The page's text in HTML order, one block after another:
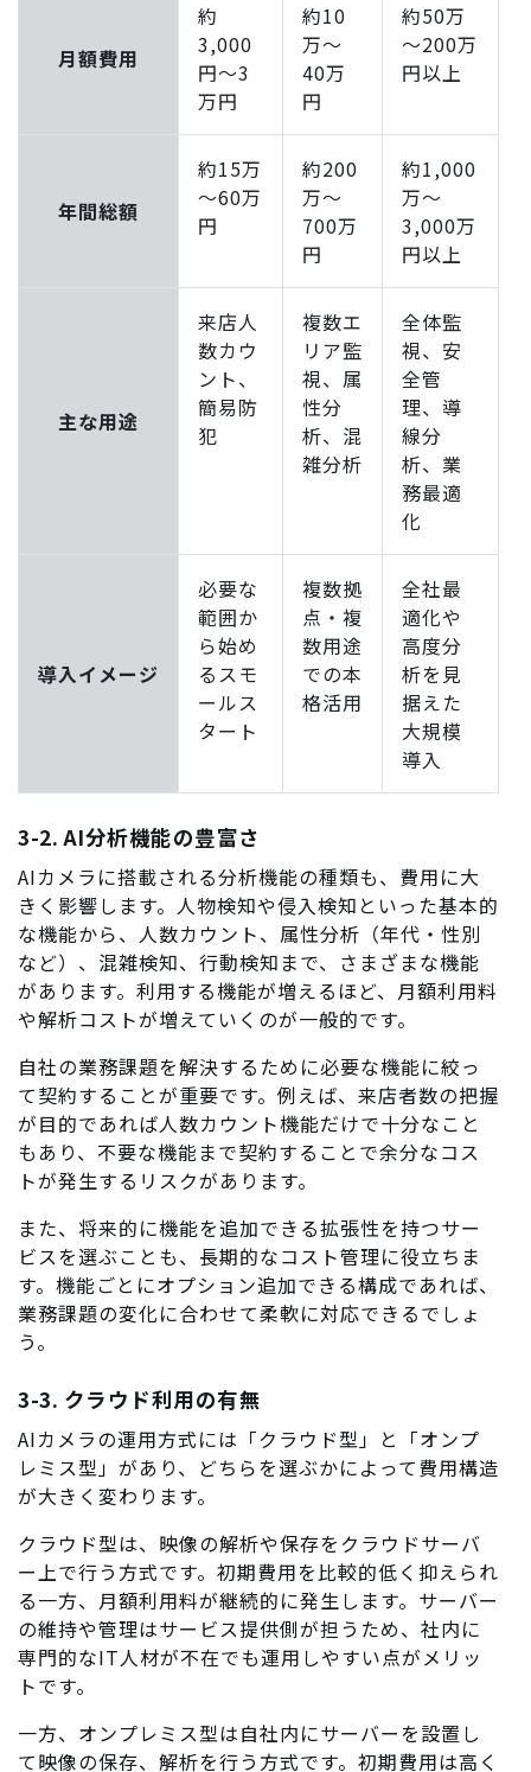
月額費用
約
3,000
円～3
万円
約10
万～
40万
円
約50万
～200万
円以上
年間総額
約15万
～60万
円
約200
万～
700万
円
約1,000
万～
3,000万
円以上
主な用途
来店人
数カウ
ント、
簡易防
犯
複数エ
リア監
視、属
性分
析、混
雑分析
全体監
視、安
全管
理、導
線分
析、業
務最適
化
導入イメージ
必要な
範囲か
ら始め
るスモ
ールス
タート
複数拠
点・複
数用途
での本
格活用
全社最
適化や
高度分
析を見
据えた
大規模
導入
3-2. AI分析機能の豊富さ
AIカメラに搭載される分析機能の種類も、費用に大
きく影響します。人物検知や侵入検知といった基本的
な機能から、人数カウント、属性分析（年代・性別
など）、混雑検知、行動検知まで、さまざまな機能
があります。利用する機能が増えるほど、月額利用料
や解析コストが増えていくのが一般的です。
自社の業務課題を解決するために必要な機能に絞っ
て契約することが重要です。例えば、来店者数の把握
が目的であれば人数カウント機能だけで十分なこと
もあり、不要な機能まで契約することで余分なコス
トが発生するリスクがあります。
また、将来的に機能を追加できる拡張性を持つサー
ビスを選ぶことも、長期的なコスト管理に役立ちま
す。機能ごとにオプション追加できる構成であれば、
業務課題の変化に合わせて柔軟に対応できるでしょ
う。
3-3. クラウド利用の有無
AIカメラの運用方式には「クラウド型」と「オンプ
レミス型」があり、どちらを選ぶかによって費用構造
が大きく変わります。
クラウド型は、映像の解析や保存をクラウドサーバ
ー上で行う方式です。初期費用を比較的低く抑えられ
る一方、月額利用料が継続的に発生します。サーバー
の維持や管理はサービス提供側が担うため、社内に
専門的なIT人材が不在でも運用しやすい点がメリッ
トです。
一方、オンプレミス型は自社内にサーバーを設置し
て映像の保存、解析を行う方式です。初期費用は高く